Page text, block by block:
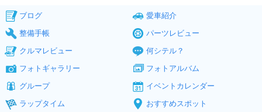
ブログ
愛車紹介
整備手帳
パーツレビュー
クルマレビュー
何シテル？
フォトギャラリー
フォトアルバム
グループ
イベントカレンダー
ラップタイム
おすすめスポット